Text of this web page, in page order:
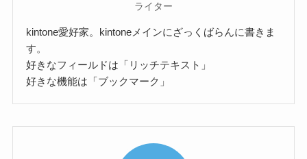
ライター
kintone愛好家。kintoneメインにざっくばらんに書きま
す。
好きなフィールドは「リッチテキスト」
好きな機能は「ブックマーク」